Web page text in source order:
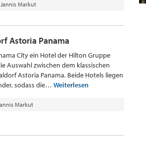
Jannis Markut
Astoria Panama
City ein Hotel der Hilton Gruppe
Auswahl zwischen dem klassischen
Astoria Panama. Beide Hotels liegen
sodass die… Weiterlesen
Markut